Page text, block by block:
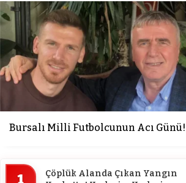
Bursalı Milli Futbolcunun Acı Günü!
1
Çöplük Alanda Çıkan Yangın